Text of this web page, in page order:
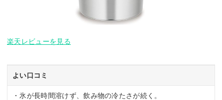
楽天レビューを見る
よい口コミ
・氷が長時間溶けず、飲み物の冷たさが続く。